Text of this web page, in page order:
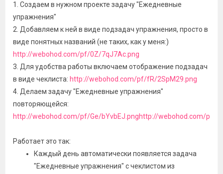
1. Создаем в нужном проекте задачу "Ежедневные
упражнения"
2. Добавляем к ней в виде подзадач упражнения, просто в
виде понятных названий (не таких, как у меня:)
http://webohod.com/pf/0Z/7qJ7Ac.png
3. Для удобства работы включаем отображение подзадач
в виде чеклиста: http://webohod.com/pf/fR/2SpM29.png
4. Делаем задачу "Ежедневные упражнения"
повторяющейся:
http://webohod.com/pf/Ge/bYvbEJ.pnghttp://webohod.com/pf/
Работает это так:
Каждый день автоматически появляется задача
"Ежедневные упражнения" с чеклистом из